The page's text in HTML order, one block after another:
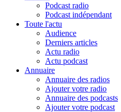
Podcast radio
Podcast indépendant
Toute l'actu
Audience
Derniers articles
Actu radio
Actu podcast
Annuaire
Annuaire des radios
Ajouter votre radio
Annuaire des podcasts
Ajouter votre podcast